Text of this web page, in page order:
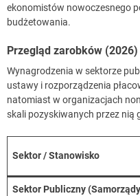
ekonomistów nowoczesnego
budżetowania.
Przegląd zarobków (2026)
Wynagrodzenia w sektorze
ustawy i rozporządzenia
natomiast w organizacjach
skali pozyskiwanych przez nią
Sektor / Stanowisko
Sektor Publiczny